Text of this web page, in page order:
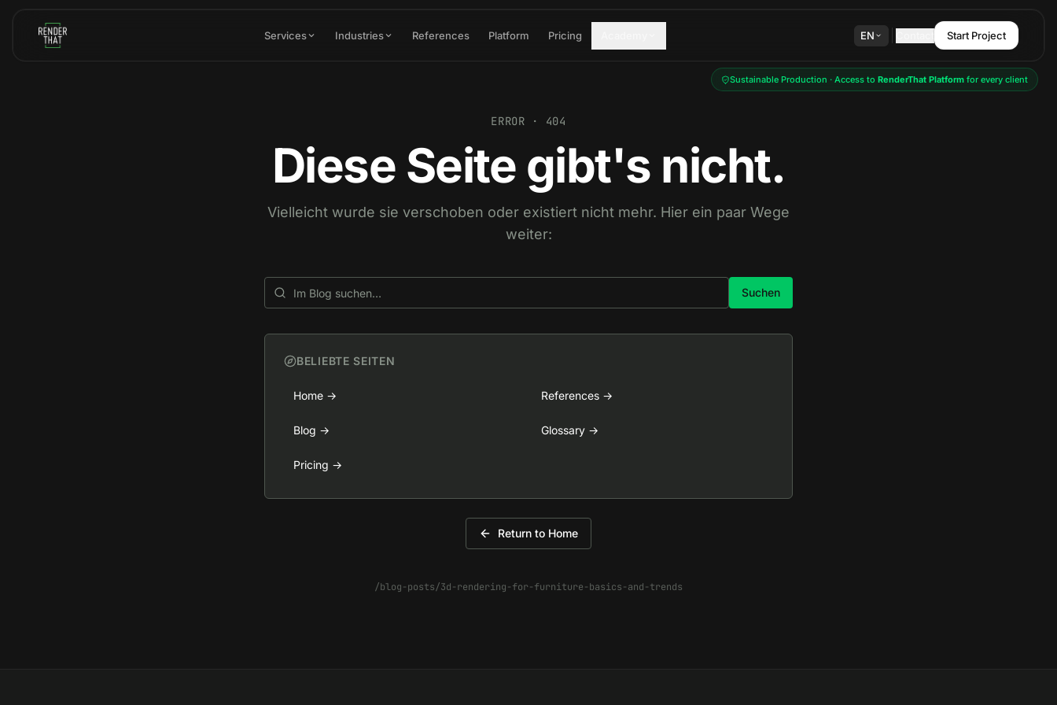
Services Industries References Platform Pricing EN Start Project
Sustainable Production · Access to RenderThat Platform for every client
ERROR · 404
Diese Seite gibt's nicht.
Vielleicht wurde sie verschoben oder existiert nicht mehr. Hier ein paar Wege
weiter:
Suchen
BELIEBTE SEITEN
Home → References →
Blog → Glossary →
Pricing →
Return to Home
/blog-posts/3d-rendering-for-furniture-basics-and-trends